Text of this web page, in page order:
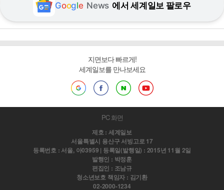
Google News 에서 세계일보 팔로우
지면보다 빠르게!
세계일보를 만나보세요
PC 화면
제호 : 세계일보
서울특별시 용산구 서빙고로 17
등록번호 : 서울, 아03959 | 등록일(발행일) : 2015년 11월 2일
발행인 : 박정훈
편집인 : 조남규
청소년보호 책임자 : 김기환
02-2000-1234